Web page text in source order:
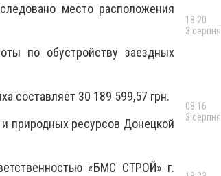
место расположения
по обустройству заездных
составляет 30 189 599,57 грн.
природных ресурсов Донецкой
«БМС СТРОЙ» г.
18:20
3 серпня
08:16
3 серпня